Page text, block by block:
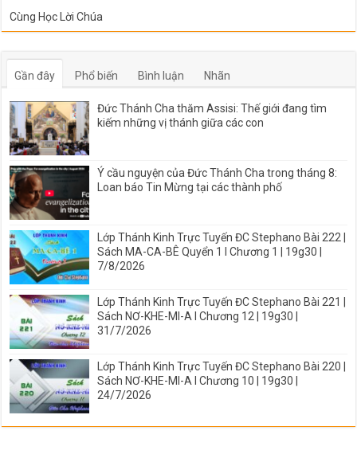
Cùng Học Lời Chúa
Gần đây Phổ biến Bình luận Nhãn
Đức Thánh Cha thăm Assisi: Thế giới đang tìm
kiếm những vị thánh giữa các con
Ý cầu nguyện của Đức Thánh Cha trong tháng 8:
Loan báo Tin Mừng tại các thành phố
Lớp Thánh Kinh Trực Tuyến ĐC Stephano Bài 222 |
Sách MA-CA-BÊ Quyển 1 I Chương 1 | 19g30 |
7/8/2026
Lớp Thánh Kinh Trực Tuyến ĐC Stephano Bài 221 |
Sách NƠ-KHE-MI-A I Chương 12 | 19g30 |
31/7/2026
Lớp Thánh Kinh Trực Tuyến ĐC Stephano Bài 220 |
Sách NƠ-KHE-MI-A I Chương 10 | 19g30 |
24/7/2026